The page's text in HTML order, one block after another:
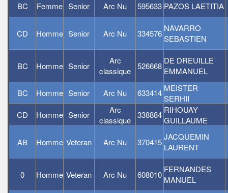
BC Femme Senior Arc Nu 595633 PAZOS LAETITIA
CD Homme Senior Arc Nu 334576
NAVARRO
SEBASTIEN
BC Homme Senior
Arc
classique
526668
DE DREUILLE
EMMANUEL
BC Homme Senior Arc Nu 633414 MEISTER
SERHII
CD
Homme Senior
Arc
classique
338884 RIHOUAY
GUILLAUME
AB Homme Veteran Arc Nu 370415
JACQUEMIN
LAURENT
0 Homme Veteran Arc Nu 608010
FERNANDES
MANUEL